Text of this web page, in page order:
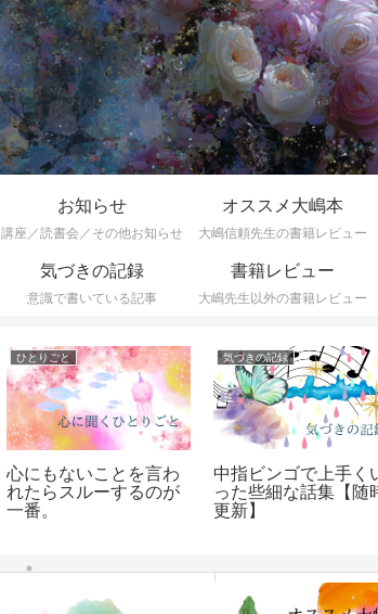
お知らせ
講座／読書会／その他お知らせ
オススメ大嶋本
大嶋信頼先生の書籍レビュー
気づきの記録
意識で書いている記事
書籍レビュー
大嶋先生以外の書籍レビュー
ひとりごと
心にもないことを言わ
れたらスルーするのが
一番。
気づきの記録
中指ビンゴで上手く
った些細な話集【随
更新】